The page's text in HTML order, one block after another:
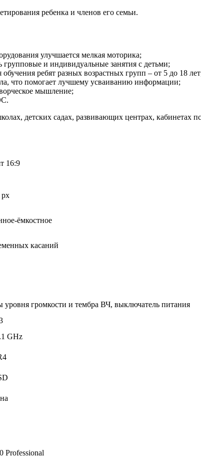
ребенка и членов его семьи.
улучшается мелкая моторика;
и индивидуальные занятия с детьми;
ребят разных возрастных групп – от 5 до 18
что помогает лучшему усваиванию информации;
мышление;
детских садах, развивающих центрах, кабинетах
16:9
px
ёмкостное
касаний
уровня громкости и тембра ВЧ, выключатель питания
GHz
Professional